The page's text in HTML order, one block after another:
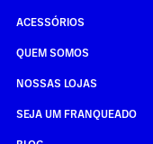
ACESSÓRIOS
QUEM SOMOS
NOSSAS LOJAS
SEJA UM FRANQUEADO